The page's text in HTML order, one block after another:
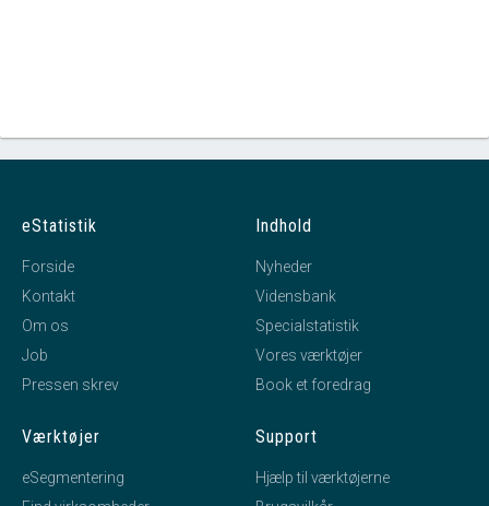
eStatistik
Forside
Kontakt
Om os
Job
Pressen skrev
Indhold
Nyheder
Vidensbank
Specialstatistik
Vores værktøjer
Book et foredrag
Værktøjer
eSegmentering
Support
Hjælp til værktøjerne